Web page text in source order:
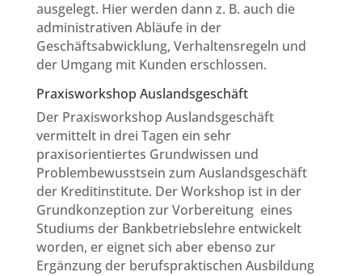
ausgelegt. Hier werden dann z. B. auch die
administrativen Abläufe in der
Geschäftsabwicklung, Verhaltensregeln und
der Umgang mit Kunden erschlossen.
Praxisworkshop Auslandsgeschäft
Der Praxisworkshop Auslandsgeschäft
vermittelt in drei Tagen ein sehr
praxisorientiertes Grundwissen und
Problembewusstsein zum Auslandsgeschäft
der Kreditinstitute. Der Workshop ist in der
Grundkonzeption zur Vorbereitung eines
Studiums der Bankbetriebslehre entwickelt
worden, er eignet sich aber ebenso zur
Ergänzung der berufspraktischen Ausbildung